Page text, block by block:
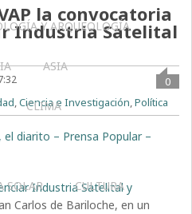
Y ARQUEOLOGÍA
ASIA
CLIMA
SOLAR CULTURA
la convocatoria
Industria Satelital
0
,Ciencia e Investigación,Política
diarito – Prensa Popular –
Industria Satelital y
Carlos de Bariloche, en un